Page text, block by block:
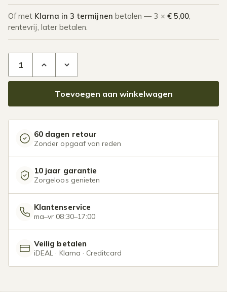
Of met Klarna in 3 termijnen betalen — 3 × € 5,00,
rentevrij, later betalen.
Toevoegen aan winkelwagen
60 dagen retour
Zonder opgaaf van reden
10 jaar garantie
Zorgeloos genieten
Klantenservice
ma–vr 08:30–17:00
Veilig betalen
iDEAL · Klarna · Creditcard